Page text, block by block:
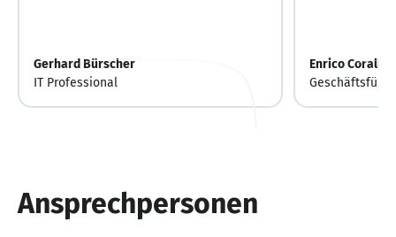
Gerhard Bürscher
IT Professional
Enrico Corallo
Ansprechpersonen